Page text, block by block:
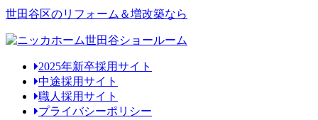
世田谷区のリフォーム＆増改築なら
2025年新卒採用サイト
中途採用サイト
職人採用サイト
プライバシーポリシー